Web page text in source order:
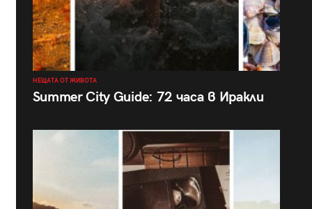
НЕЩАТА ОТ ЖИВОТА
Summer City Guide: 72 часа в Иракли